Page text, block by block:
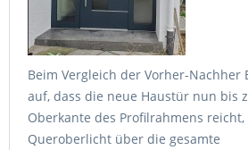
Beim Vergleich der Vorher-
auf, dass die neue Haustür nun bis
Oberkante des Profilrahmens
Queroberlicht über die gesamte